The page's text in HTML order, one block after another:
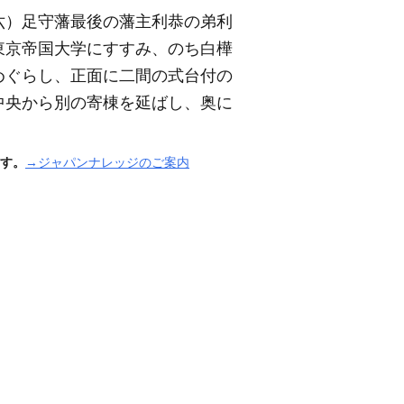
足守藩最後の藩主利恭の弟利
帝国大学にすすみ、のち白樺
らし、正面に二間の式台付の
から別の寄棟を延ばし、奥に
。 →ジャパンナレッジのご案内